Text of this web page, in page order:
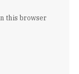
this browser